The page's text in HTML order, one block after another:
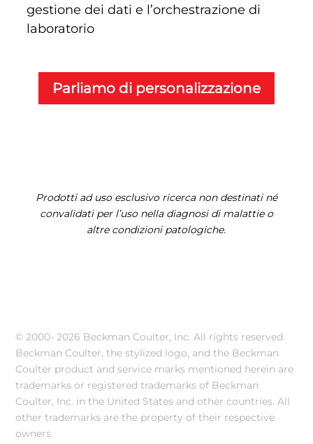
gestione dei dati e l’orchestrazione di
laboratorio
Parliamo di personalizzazione
Prodotti ad uso esclusivo ricerca non destinati né
convalidati per l’uso nella diagnosi di malattie o
altre condizioni patologiche.
© 2000-2026 Beckman Coulter, Inc. All rights reserved.
Beckman Coulter, the stylized logo, and the Beckman
Coulter product and service marks mentioned herein are
trademarks or registered trademarks of Beckman
Coulter, Inc. in the United States and other countries. All
other trademarks are the property of their respective
owners.